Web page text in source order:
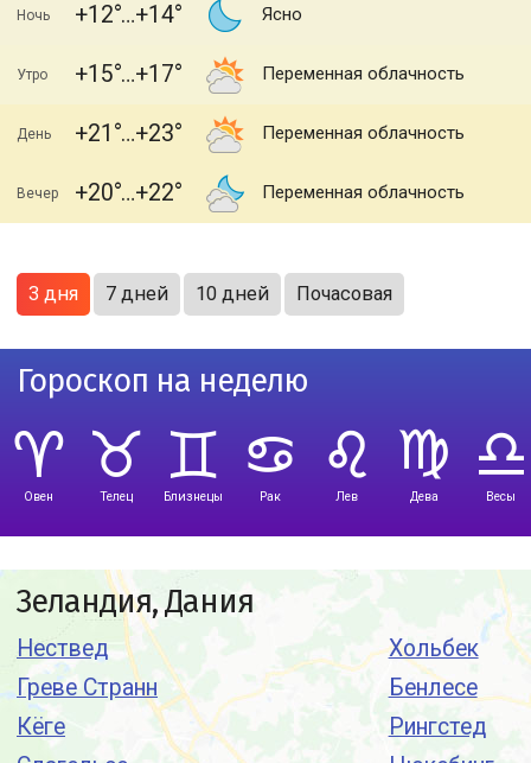
Ночь +12 +14 Ясно
Утро +15 +17 Переменная облачность
День +21 +23 Переменная облачность
Вечер +20 +22 Переменная облачность
3 дня 7 дней 10 дней Почасовая
Гороскоп на неделю
Овен Телец Близнецы Рак Лев Дева Весы
Зеландия, Дания
Нествед
Греве Странн
Кёге
Хольбек
Бенлесе
Рингстед